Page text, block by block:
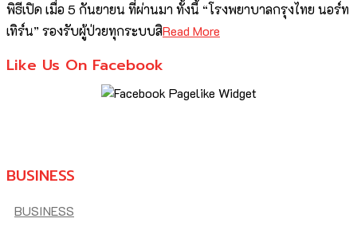
พิธีเปิด เมื่อ 5 กันยายน ที่ผ่านมา ทั้งนี้ “โรงพยาบาลกรุงไทย นอร์ท
เทิร์น” รองรับผู้ป่วยทุกระบบสิRead More
Like Us On Facebook
BUSINESS
BUSINESS